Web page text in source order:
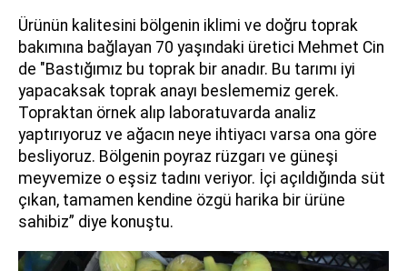
Ürünün kalitesini bölgenin iklimi ve doğru toprak
bakımına bağlayan 70 yaşındaki üretici Mehmet Cin
de "Bastığımız bu toprak bir anadır. Bu tarımı iyi
yapacaksak toprak anayı beslememiz gerek.
Topraktan örnek alıp laboratuvarda analiz
yaptırıyoruz ve ağacın neye ihtiyacı varsa ona göre
besliyoruz. Bölgenin poyraz rüzgarı ve güneşi
meyvemize o eşsiz tadını veriyor. İçi açıldığında süt
çıkan, tamamen kendine özgü harika bir ürüne
sahibiz” diye konuştu.